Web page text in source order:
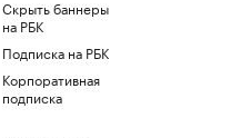
Скрыть баннеры
на РБК
Подписка на РБК
Корпоративная
подписка